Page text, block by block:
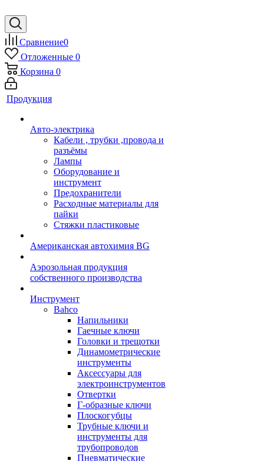
Сравнение0
Отложенные 0
Корзина 0
Продукция
Авто-электрика
Кабели , трубки ,провода и
разъёмы
Лампы
Оборудование и
инструмент
Предохранители
Расходные материалы для
пайки
Стяжки пластиковые
Американская автохимия BG
Аэрозольная продукция
собственного производства
Инструмент
Bahco
Напильники
Гаечные ключи
Головки и трещотки
Динамометрические
инструменты
Аксессуары для
электроинструментов
Отвертки
Г-образные ключи
Плоскогубцы
Трубные ключи и
инструменты для
трубопроводов
Пневматические